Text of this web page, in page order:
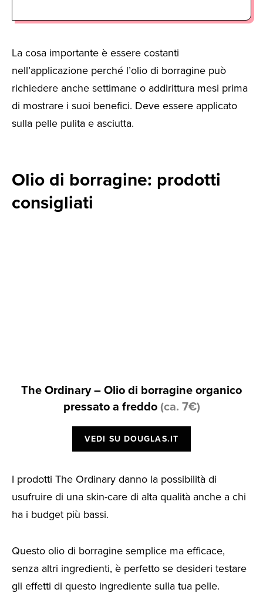
La cosa importante è essere costanti
nell’applicazione perché l’olio di borragine può
richiedere anche settimane o addirittura mesi prima
di mostrare i suoi benefici. Deve essere applicato
sulla pelle pulita e asciutta.
Olio di borragine: prodotti
consigliati
The Ordinary – Olio di borragine organico
pressato a freddo (ca. 7€)
VEDI SU DOUGLAS.IT
I prodotti The Ordinary danno la possibilità di
usufruire di una skin-care di alta qualità anche a chi
ha i budget più bassi.
Questo olio di borragine semplice ma efficace,
senza altri ingredienti, è perfetto se desideri testare
gli effetti di questo ingrediente sulla tua pelle.